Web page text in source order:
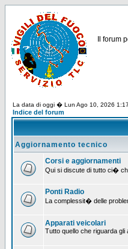
Il forum
La data di oggi � Lun Ago 10, 2026
Indice del forum
Aggiornamento tecnico
Corsi e aggiornamenti
Qui si discute di tutto ci�
Ponti Radio
La complessit� delle
Apparati veicolari
Tutto quello che riguarda gli